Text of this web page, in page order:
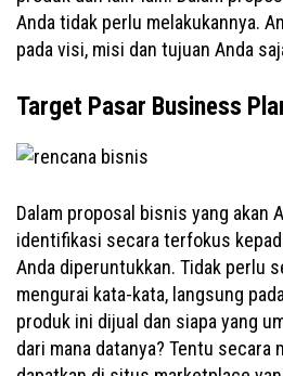
Anda tidak perlu melakukannya.
pada visi, misi dan tujuan Anda
Target Pasar Business
Dalam proposal bisnis yang akan
identifikasi secara terfokus
Anda diperuntukkan. Tidak perlu
mengurai kata-kata, langsung
produk ini dijual dan siapa yang
dari mana datanya? Tentu secara